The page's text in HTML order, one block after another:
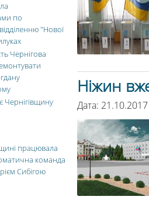
Ніжин
Дата:
по
"Нової
Чернігова
Чернігівщину
працювала
команда
Сибігою